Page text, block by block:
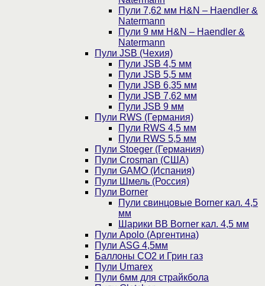
Пули 7,62 мм H&N – Haendler &
Natermann
Пули 9 мм H&N – Haendler &
Natermann
Пули JSB (Чехия)
Пули JSB 4,5 мм
Пули JSB 5,5 мм
Пули JSB 6,35 мм
Пули JSB 7,62 мм
Пули JSB 9 мм
Пули RWS (Германия)
Пули RWS 4,5 мм
Пули RWS 5,5 мм
Пули Stoeger (Германия)
Пули Crosman (США)
Пули GAMO (Испания)
Пули Шмель (Россия)
Пули Borner
Пули свинцовые Borner кал. 4,5
мм
Шарики BB Borner кал. 4,5 мм
Пули Apolo (Аргентина)
Пули ASG 4,5мм
Баллоны CO2 и Грин газ
Пули Umarex
Пули 6мм для страйкбола